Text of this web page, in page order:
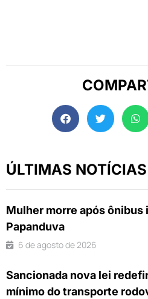
ÚLTIMAS NOTÍCIAS
Mulher morre após
Papanduva
6 de agosto de 2026
Sancionada nova lei
mínimo do transporte